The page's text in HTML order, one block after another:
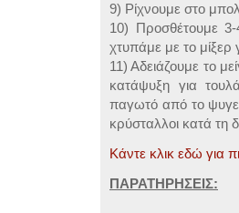
9) Ρίχνουμε στο
10) Προσθέτουμε 3-
χτυπάμε με το μίξερ
11) Αδειάζουμε το
κατάψυξη για
παγωτό από το
κρύσταλλοι κατά τη
Κάντε κλικ εδώ για
ΠΑΡΑΤΗΡΗΣΕΙΣ: